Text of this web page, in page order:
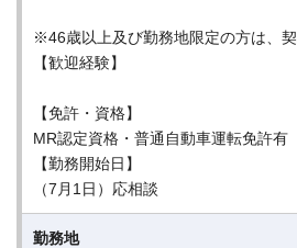
※46歳以上及び勤務地限定の方は、契
【歓迎経験】
【免許・資格】
MR認定資格・普通自動車運転免許有
【勤務開始日】
（7月1日）応相談
勤務地